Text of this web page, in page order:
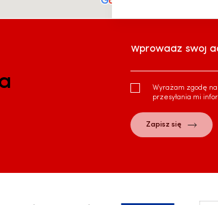
Wprowadź swój
Wyrażam zgodę na
przesyłania mi